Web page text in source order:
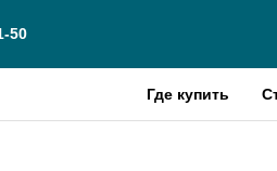
50
Где купить